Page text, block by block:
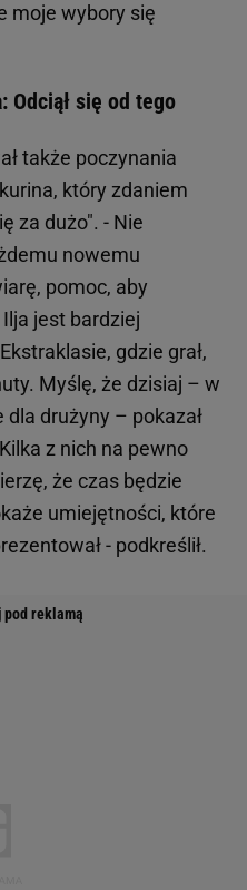
moje wybory się
Odciął się od tego
także poczynania
który zdaniem
za dużo". - Nie
nowemu
pomoc, aby
jest bardziej
gdzie grał,
Myślę, że dzisiaj – w
drużyny – pokazał
z nich na pewno
że czas będzie
umiejętności, które
- podkreślił.